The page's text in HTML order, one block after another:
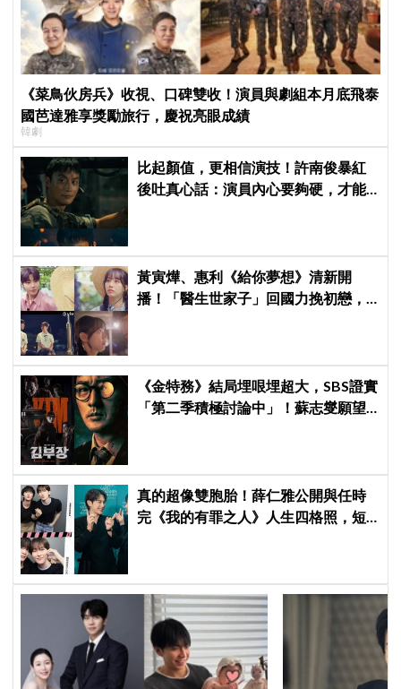
《菜鳥伙房兵》收視、口碑雙收！演員與劇組本月底飛泰
國芭達雅享獎勵旅行，慶祝亮眼成績
韓劇
比起顏值，更相信演技！許南俊暴紅
後吐真心話：演員內心要夠硬，才能
黃寅燁、惠利《給你夢想》清新開
播！「醫生世家子」回國力挽初戀，
《金特務》結局埋哏埋超大，SBS證實
「第二季積極討論中」！蘇志燮願望
真的超像雙胞胎！薛仁雅公開與任時
完《我的有罪之人》人生四格照，短